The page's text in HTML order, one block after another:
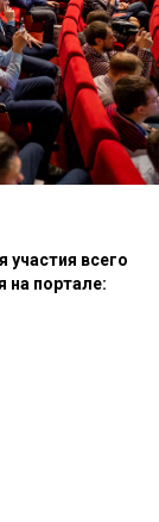
участия всего
на портале: